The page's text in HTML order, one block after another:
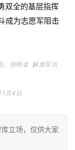
双全的基层指挥
成为志愿军阻击
、张明金 解放军出
月4日
立场，仅供大家